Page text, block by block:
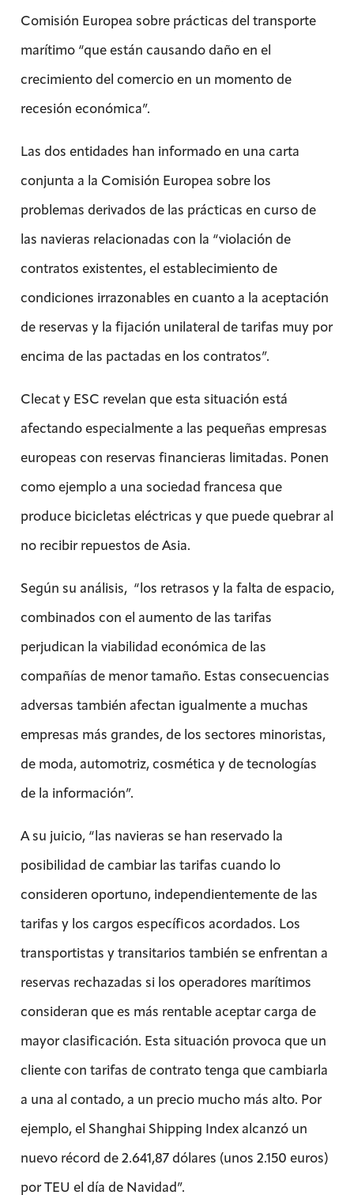
Comisión Europea sobre prácticas del transporte
marítimo “que están causando daño en el
crecimiento del comercio en un momento de
recesión económica”.
Las dos entidades han informado en una carta
conjunta a la Comisión Europea sobre los
problemas derivados de las prácticas en curso de
las navieras relacionadas con la “violación de
contratos existentes, el establecimiento de
condiciones irrazonables en cuanto a la aceptación
de reservas y la fijación unilateral de tarifas muy por
encima de las pactadas en los contratos”.
Clecat y ESC revelan que esta situación está
afectando especialmente a las pequeñas empresas
europeas con reservas financieras limitadas. Ponen
como ejemplo a una sociedad francesa que
produce bicicletas eléctricas y que puede quebrar al
no recibir repuestos de Asia.
Según su análisis, “los retrasos y la falta de espacio,
combinados con el aumento de las tarifas
perjudican la viabilidad económica de las
compañías de menor tamaño. Estas consecuencias
adversas también afectan igualmente a muchas
empresas más grandes, de los sectores minoristas,
de moda, automotriz, cosmética y de tecnologías
de la información”.
A su juicio, “las navieras se han reservado la
posibilidad de cambiar las tarifas cuando lo
consideren oportuno, independientemente de las
tarifas y los cargos específicos acordados. Los
transportistas y transitarios también se enfrentan a
reservas rechazadas si los operadores marítimos
consideran que es más rentable aceptar carga de
mayor clasificación. Esta situación provoca que un
cliente con tarifas de contrato tenga que cambiarla
a una al contado, a un precio mucho más alto. Por
ejemplo, el Shanghai Shipping Index alcanzó un
nuevo récord de 2.641,87 dólares (unos 2.150 euros)
por TEU el día de Navidad”.